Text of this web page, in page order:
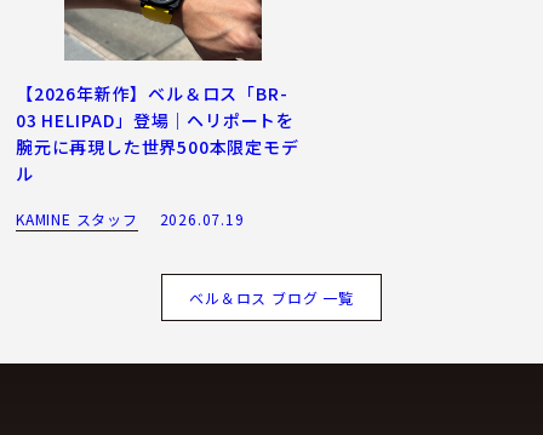
【2026年新作】ベル＆ロス「BR-
03 HELIPAD」登場｜ヘリポートを
腕元に再現した世界500本限定モデ
ル
KAMINE スタッフ 2026.07.19
ベル＆ロス ブログ 一覧